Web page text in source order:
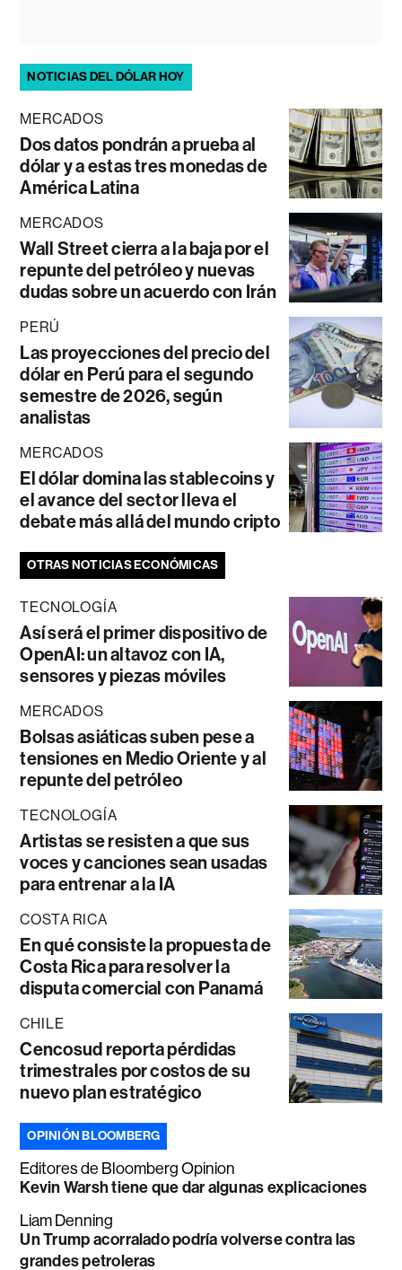
NOTICIAS DEL DÓLAR HOY
MERCADOS
Dos datos pondrán a prueba al
dólar y a estas tres monedas de
América Latina
MERCADOS
Wall Street cierra a la baja por el
repunte del petróleo y nuevas
dudas sobre un acuerdo con Irán
PERÚ
Las proyecciones del precio del
dólar en Perú para el segundo
semestre de 2026, según
analistas
MERCADOS
El dólar domina las stablecoins y
el avance del sector lleva el
debate más allá del mundo cripto
OTRAS NOTICIAS ECONÓMICAS
TECNOLOGÍA
Así será el primer dispositivo de
OpenAI: un altavoz con IA,
sensores y piezas móviles
MERCADOS
Bolsas asiáticas suben pese a
tensiones en Medio Oriente y al
repunte del petróleo
TECNOLOGÍA
Artistas se resisten a que sus
voces y canciones sean usadas
para entrenar a la IA
COSTA RICA
En qué consiste la propuesta de
Costa Rica para resolver la
disputa comercial con Panamá
CHILE
Cencosud reporta pérdidas
trimestrales por costos de su
nuevo plan estratégico
OPINIÓN BLOOMBERG
Editores de Bloomberg Opinion
Kevin Warsh tiene que dar algunas explicaciones
Liam Denning
Un Trump acorralado podría volverse contra las
grandes petroleras